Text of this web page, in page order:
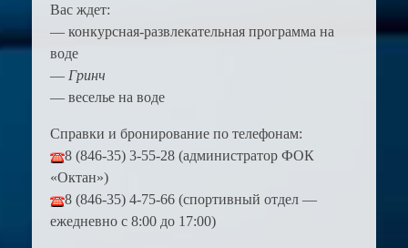
Вас ждет:
— конкурсная-развлекательная программа на
воде
— Гринч
— веселье на воде
Справки и бронирование по телефонам:
8 (846-35) 3-55-28 (администратор ФОК
«Октан»)
8 (846-35) 4-75-66 (спортивный отдел —
ежедневно с 8:00 до 17:00)